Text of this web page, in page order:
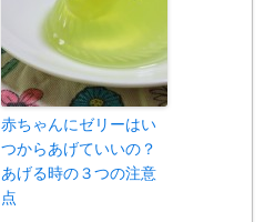
赤ちゃんにゼリーはい
つからあげていいの？
あげる時の３つの注意
点